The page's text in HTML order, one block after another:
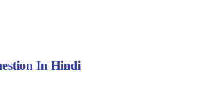
In Hindi